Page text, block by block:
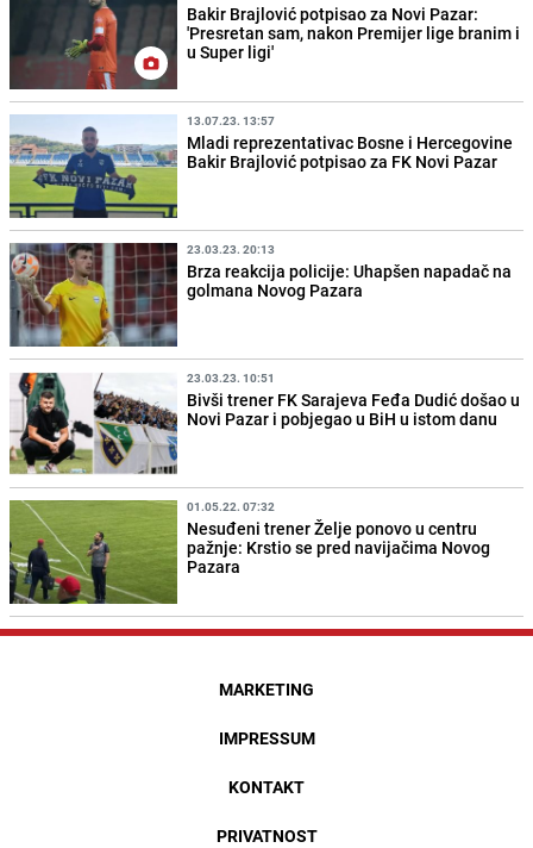
Bakir Brajlović potpisao za Novi Pazar:
'Presretan sam, nakon Premijer lige branim i
u Super ligi'
13.07.23. 13:57
Mladi reprezentativac Bosne i Hercegovine
Bakir Brajlović potpisao za FK Novi Pazar
23.03.23. 20:13
Brza reakcija policije: Uhapšen napadač na
golmana Novog Pazara
23.03.23. 10:51
Bivši trener FK Sarajeva Feđa Dudić došao u
Novi Pazar i pobjegao u BiH u istom danu
01.05.22. 07:32
Nesuđeni trener Želje ponovo u centru
pažnje: Krstio se pred navijačima Novog
Pazara
MARKETING
IMPRESSUM
KONTAKT
PRIVATNOST